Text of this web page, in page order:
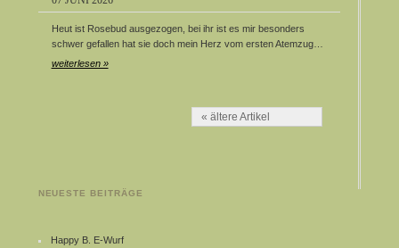
Heut ist Rosebud ausgezogen, bei ihr ist es mir besonders
schwer gefallen hat sie doch mein Herz vom ersten Atemzug…
weiterlesen »
« ältere Artikel
NEUESTE BEITRÄGE
Happy B. E-Wurf